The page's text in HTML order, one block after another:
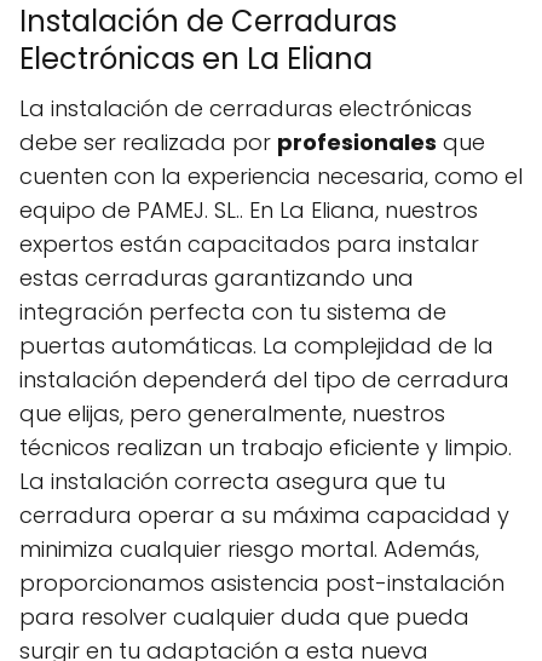
Instalación de Cerraduras
Electrónicas en La Eliana
La instalación de cerraduras electrónicas
debe ser realizada por profesionales que
cuenten con la experiencia necesaria, como el
equipo de PAMEJ. SL.. En La Eliana, nuestros
expertos están capacitados para instalar
estas cerraduras garantizando una
integración perfecta con tu sistema de
puertas automáticas. La complejidad de la
instalación dependerá del tipo de cerradura
que elijas, pero generalmente, nuestros
técnicos realizan un trabajo eficiente y limpio.
La instalación correcta asegura que tu
cerradura operar a su máxima capacidad y
minimiza cualquier riesgo mortal. Además,
proporcionamos asistencia post-instalación
para resolver cualquier duda que pueda
surgir en tu adaptación a esta nueva